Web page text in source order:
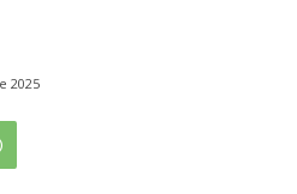
2025